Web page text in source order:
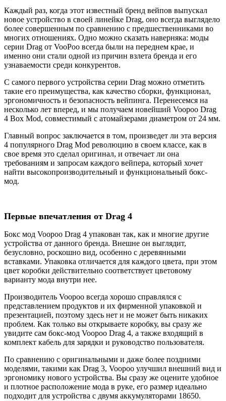
Каждый раз, когда этот известный бренд вейпов выпускал
новое устройство в своей линейке Drag, оно всегда выглядело
более совершенным по сравнению с предшественниками во
многих отношениях. Одно можно сказать наверняка: моды
серии Drag от VooPoo всегда были на переднем крае, и
именно они стали одной из причин взлета бренда и его
узнаваемости среди конкурентов.
С самого первого устройства серии Drag можно отметить
такие его преимущества, как качество сборки, функционал,
эргономичность и безопасность вейпинга. Перенесемся на
несколько лет вперед, и мы получаем новейший Voopoo Drag
4 Box Mod, совместимый с атомайзерами диаметром от 24 мм.
Главный вопрос заключается в том, произведет ли эта версия
4 популярного Drag Mod революцию в своем классе, как в
свое время это сделал оригинал, и отвечает ли она
требованиям и запросам каждого вейпера, который хочет
найти высокопроизводительный и функциональный бокс-
мод.
Первые впечатления от Drag 4
Бокс мод Voopoo Drag 4 упакован так, как и многие другие
устройства от данного бренда. Внешне он выглядит,
безусловно, роскошно вид, особенно с деревянными
вставками. Упаковка отличается для каждого цвета, при этом
цвет коробки действительно соответствует цветовому
варианту мода внутри нее.
Производитель Voopoo всегда хорошо справлялся с
представлением продуктов и их фирменной упаковкой и
презентацией, поэтому здесь нет и не может быть никаких
проблем. Как только вы открываете коробку, вы сразу же
увидите сам бокс-мод Voopoo Drag 4, а также входящий в
комплект кабель для зарядки и руководство пользователя.
По сравнению с оригинальными и даже более поздними
моделями, такими как Drag 3, Voopoo улучшил внешний вид и
эргономику нового устройства. Вы сразу же оцените удобное
и плотное расположение мода в руке, его размер идеально
подходит для устройства с двумя аккумуляторами 18650.